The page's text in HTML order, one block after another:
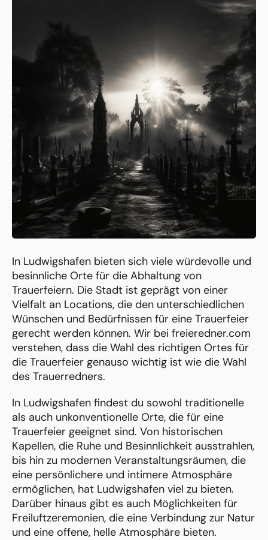
In Ludwigshafen bieten sich viele würdevolle und
besinnliche Orte für die Abhaltung von
Trauerfeiern. Die Stadt ist geprägt von einer
Vielfalt an Locations, die den unterschiedlichen
Wünschen und Bedürfnissen für eine Trauerfeier
gerecht werden können. Wir bei freieredner.com
verstehen, dass die Wahl des richtigen Ortes für
die Trauerfeier genauso wichtig ist wie die Wahl
des Trauerredners.
In Ludwigshafen findest du sowohl traditionelle
als auch unkonventionelle Orte, die für eine
Trauerfeier geeignet sind. Von historischen
Kapellen, die Ruhe und Besinnlichkeit ausstrahlen,
bis hin zu modernen Veranstaltungsräumen, die
eine persönlichere und intimere Atmosphäre
ermöglichen, hat Ludwigshafen viel zu bieten.
Darüber hinaus gibt es auch Möglichkeiten für
Freiluftzeremonien, die eine Verbindung zur Natur
und eine offene, helle Atmosphäre bieten.